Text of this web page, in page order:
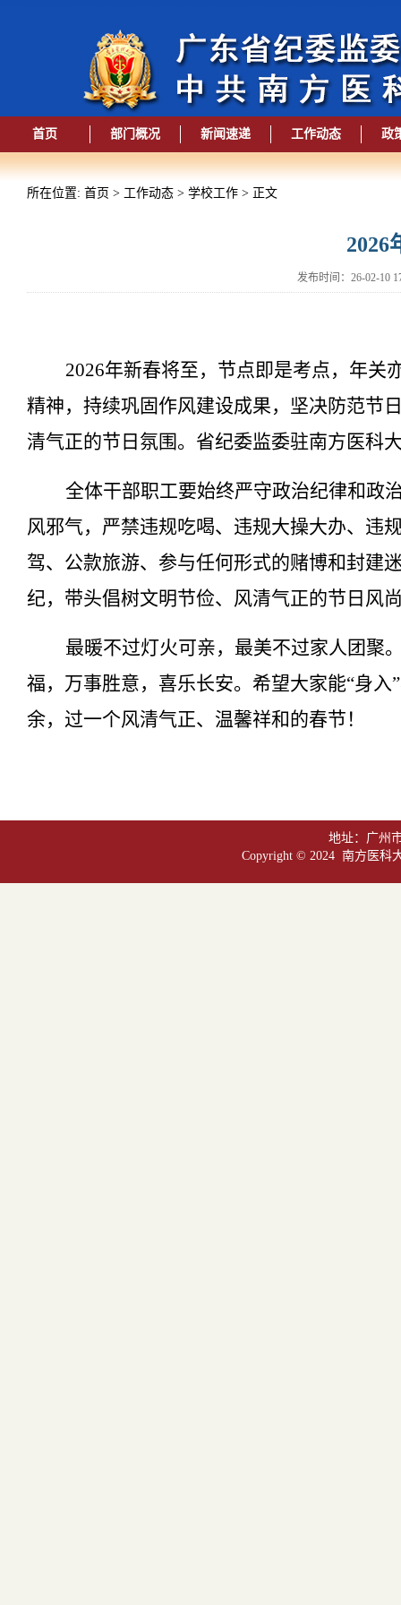
首页 部门概况 新闻速递 工作动态 政
所在位置: 首页 > 工作动态 > 学校工作 > 正文
2026
发布时间：26-02-10
2026年新春将至，节点即是考点，年关
精神，持续巩固作风建设成果，坚决防范节
清气正的节日氛围。省纪委监委驻南方医科
全体干部职工要始终严守政治纪律和政
风邪气，严禁违规吃喝、违规大操大办、违
驾、公款旅游、参与任何形式的赌博和封建
纪，带头倡树文明节俭、风清气正的节日风
最暖不过灯火可亲，最美不过家人团聚
福，万事胜意，喜乐长安。希望大家能“身入
余，过一个风清气正、温馨祥和的春节！
地址：广州
Copyright © 2024 南方医科